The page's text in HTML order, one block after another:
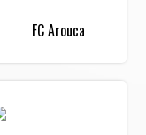
FC Arouca